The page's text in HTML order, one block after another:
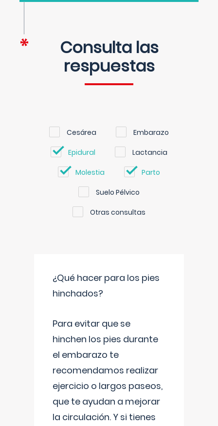
Consulta las
respuestas
Cesárea Embarazo
Epidural Lactancia
Molestia Parto
Suelo Pélvico
Otras consultas
¿Qué hacer para los pies
hinchados?
Para evitar que se
hinchen los pies durante
el embarazo te
recomendamos realizar
ejercicio o largos paseos,
que te ayudan a mejorar
la circulación. Y si tienes